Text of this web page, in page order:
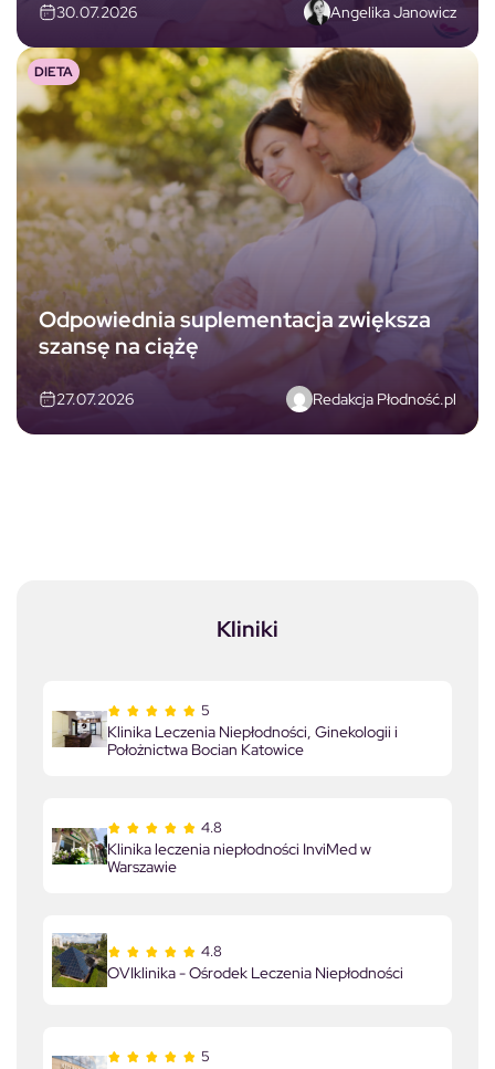
30.07.2026 Angelika Janowicz
Odpowiednia suplementacja zwiększa
szansę na ciążę
27.07.2026 Redakcja Płodność.pl
DIETA
Kliniki
5
Klinika Leczenia Niepłodności, Ginekologii i
Położnictwa Bocian Katowice
4.8
Klinika leczenia niepłodności InviMed w
Warszawie
4.8
OVIklinika - Ośrodek Leczenia Niepłodności
5